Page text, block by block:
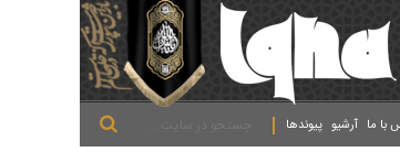
پیوندها آرشیو با ما